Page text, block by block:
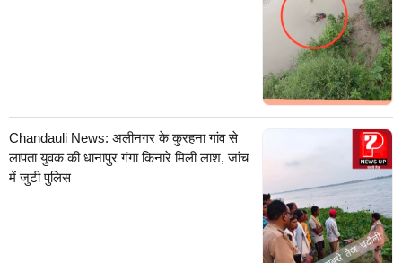
Chandauli News: अलीनगर के कुरहना गांव से
लापता युवक की धानापुर गंगा किनारे मिली लाश, जांच
में जुटी पुलिस